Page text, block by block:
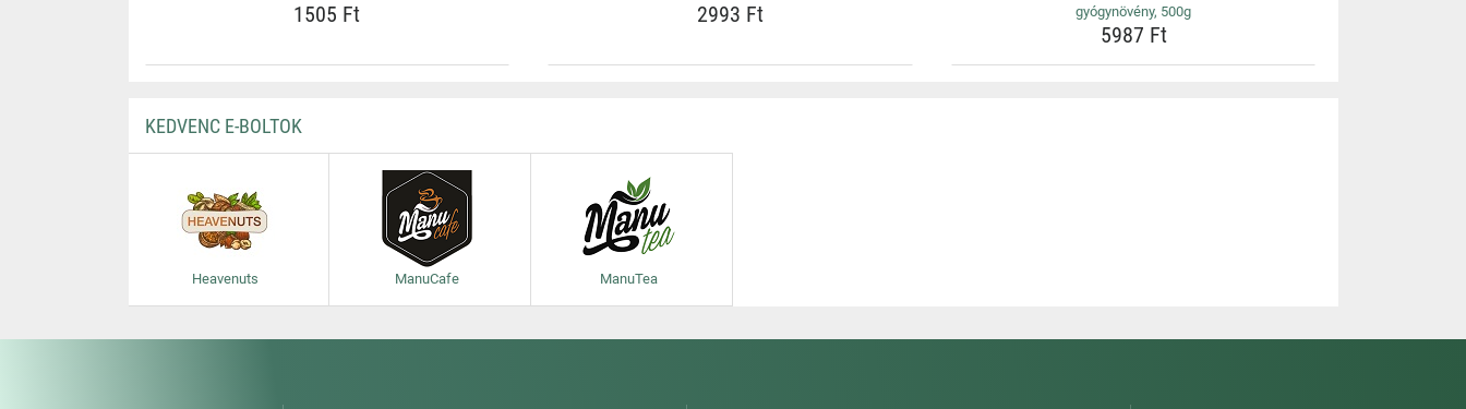
1505 Ft 2993 Ft
gyógynövény, 500g
5987 Ft
KEDVENC E-BOLTOK
Heavenuts ManuCafe ManuTea